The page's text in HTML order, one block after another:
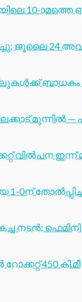
10-ാമത്തെ
ജൂലൈ 24
ബാധകം
മുന്നിൽ —
വിൽപന
0ന്
നടൻ;
450 കി.മീ